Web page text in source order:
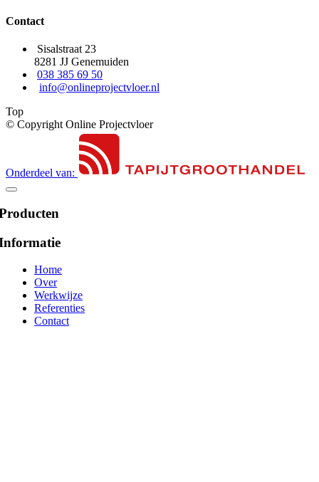
Contact
Sisalstraat 23
8281 JJ Genemuiden
038 385 69 50
info@onlineprojectvloer.nl
Top
© Copyright Online Projectvloer
Onderdeel van:
Home
Over
Werkwijze
Referenties
Contact